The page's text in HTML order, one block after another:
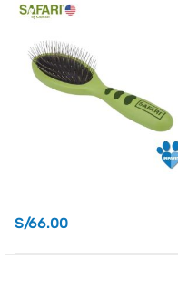
S/66.00